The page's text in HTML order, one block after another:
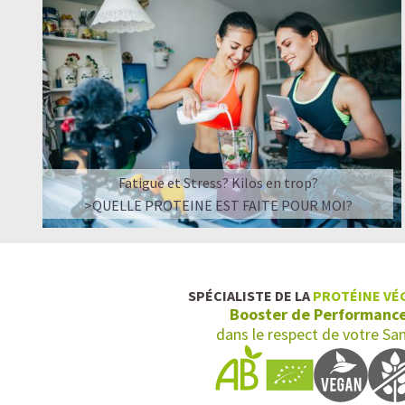
Fatigue et Stress? Kilos en trop?
>QUELLE PROTEINE EST FAITE POUR MOI?
SPÉCIALISTE DE LA PROTÉINE
Booster de
dans le respect de votre